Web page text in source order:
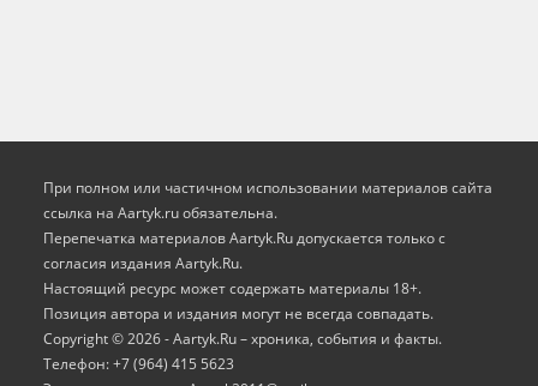
При полном или частичном использовании материалов сайта
ссылка на Aartyk.ru oбязательна.
Перепечатка материалов Aartyk.Ru допускается только с
согласия издания Aartyk.Ru.
Настоящий ресурс может содержать материалы 18+.
Позиция автора и издания могут не всегда совпадать.
Copyright © 2026 - Aartyk.Ru – хроника, события и факты.
Телефон: +7 (964) 415 5623